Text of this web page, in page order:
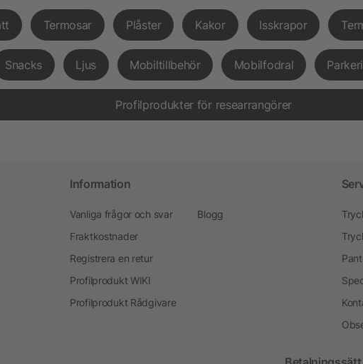
Termosar Plåster Kakor Isskrapor
Snacks Ljus Mobiltillbehör Mobilfodral
Profilprodukter för researrangörer
Information
Vanliga frågor och svar
Fraktkostnader
Registrera en retur
Profilprodukt WIKI
Profilprodukt Rådgivare
Blogg